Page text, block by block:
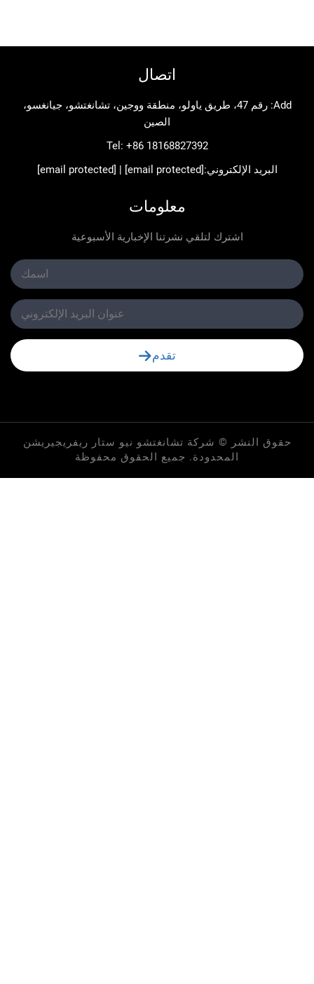
Add: رقم 47، طريق ياولو، منطقة ووجين، تشانغتشو، جيانغسو،
Tel:+86 18168827392
الإلكتروني:[email protected]
|
[email protected]
معلومات
اشترك لتلقي نشرتنا الإخبارية الأسبوعية
© شركة تشانغتشو نيو ستار ريفريجيريشن
المحدودة. جميع الحقوق محفوظة